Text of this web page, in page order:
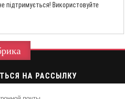
підтримується! Використовуйте
НА РАССЫЛКУ